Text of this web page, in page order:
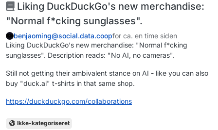
Liking DuckDuckGo's new merchandise:
"Normal f*cking sunglasses".
benjaoming@social.data.coopfor ca. en time siden
Liking DuckDuckGo's new merchandise: "Normal f*cking
sunglasses". Description reads: "No AI, no cameras".
Still not getting their ambivalent stance on AI - like you can also
buy "duck.ai" t-shirts in that same shop.
https://duckduckgo.com/collaborations
Ikke-kategoriseret